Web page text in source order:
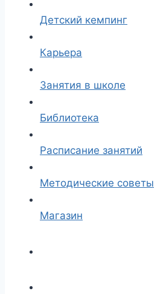
Детский кемпинг
Карьера
Занятия в школе
Библиотека
Расписание занятий
Методические советы
Магазин